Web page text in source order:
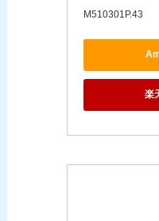
M510301P.43
楽